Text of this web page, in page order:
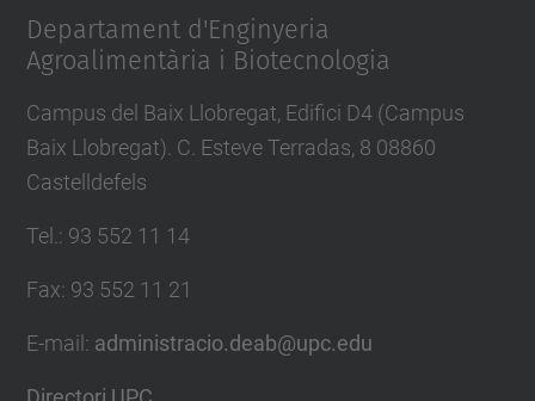
Departament d'Enginyeria
Agroalimentària i Biotecnologia
Campus del Baix Llobregat, Edifici D4 (Campus
Baix Llobregat). C. Esteve Terradas, 8 08860
Castelldefels
Tel. : 93 552 11 14
Fax: 93 552 11 21
E-mail : administracio.deab@upc.edu